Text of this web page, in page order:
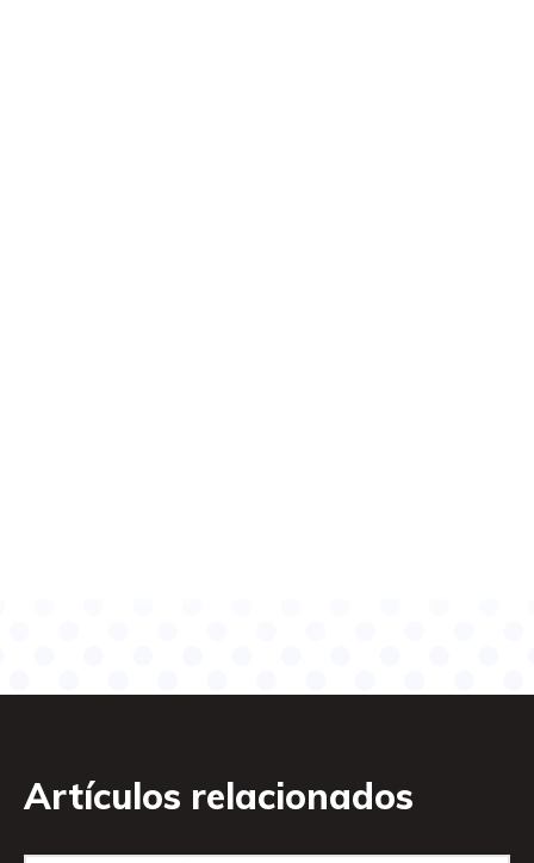
Artículos relacionados